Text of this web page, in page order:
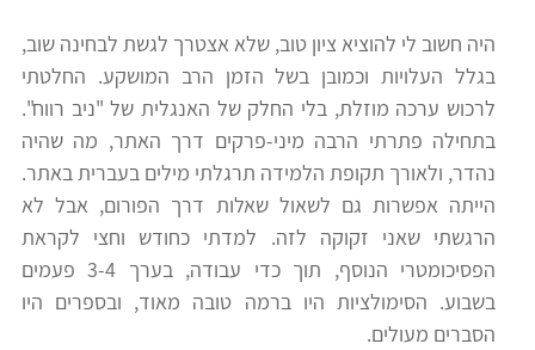
פסיכומטרי
תלמידים
ממליצים
מיון
לעבודה
ניב
רווח
חיפוש
לימודים
היה חשוב לי להוציא ציון טוב, שלא אצטרך לגשת לבחינה שוב,
בגלל העלויות וכמובן בשל הזמן הרב המושקע. החלטתי
לרכוש ערכה מוזלת, בלי החלק של האנגלית של "ניב רווח".
בתחילה פתרתי הרבה מיני-פרקים דרך האתר, מה שהיה
נהדר, ולאורך תקופת הלמידה תרגלתי מילים בעברית באתר.
הייתה אפשרות גם לשאול שאלות דרך הפורום, אבל לא
הרגשתי שאני זקוקה לזה. למדתי כחודש וחצי לקראת
הפסיכומטרי הנוסף, תוך כדי עבודה, בערך 3-4 פעמים
בשבוע. הסימולציות היו ברמה טובה מאוד, ובספרים היו
הסברים מעולים.